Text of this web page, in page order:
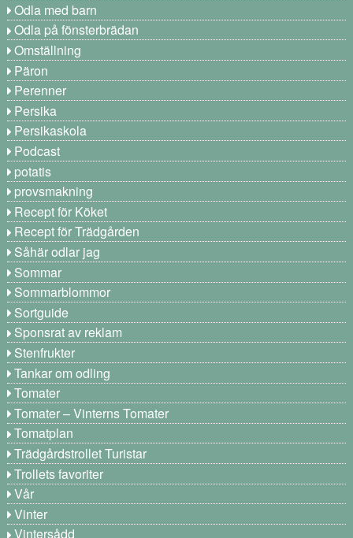
Odla med barn
Odla på fönsterbrädan
Omställning
Päron
Perenner
Persika
Persikaskola
Podcast
potatis
provsmakning
Recept för Köket
Recept för Trädgården
Såhär odlar jag
Sommar
Sommarblommor
Sortguide
Sponsrat av reklam
Stenfrukter
Tankar om odling
Tomater
Tomater – Vinterns Tomater
Tomatplan
Trädgårdstrollet Turistar
Trollets favoriter
Vår
Vinter
Vintersådd